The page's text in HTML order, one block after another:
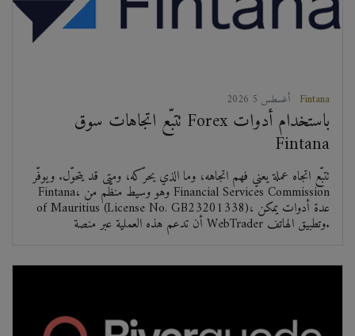
Fintana
تتبّع اتجاهات سوق Forex باستخدام أدوات
Fintana
تتبّع اتجاه عملة يعني فهم اتجاهه، وما الذي يحرّكه، ومتى قد يتحوّل. ويوفّر
Fintana، وهو وسيط منظّم من Financial Services Commission
of Mauritius (License No. GB23201338)، عدة أدوات يمكن
أن تدعم هذه العملية عبر منصة WebTrader وتطبيق الهاتف.